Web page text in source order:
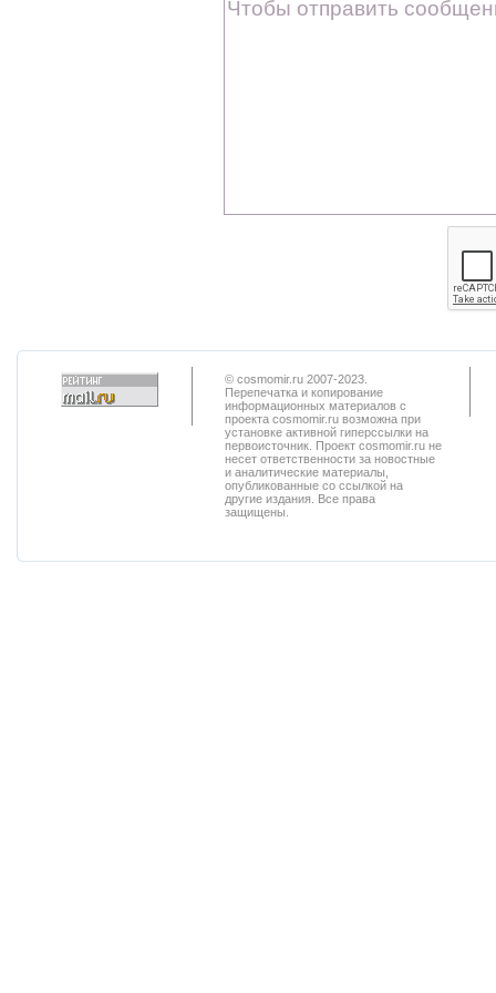
© cosmomir.ru 2007-2023.
Перепечатка и копирование
информационных материалов с
проекта cosmomir.ru возможна при
установке активной гиперссылки на
первоисточник. Проект cosmomir.ru не
несет ответственности за новостные
и аналитические материалы,
опубликованные со ссылкой на
другие издания. Все права
защищены.